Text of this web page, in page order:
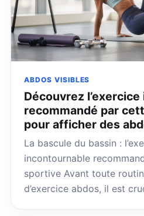
ABDOS VISIBLES
Découvrez
recommandé par
pour afficher des
La bascule du bassin :
incontournable
sportive Avant toute
d’exercice abdos, il est